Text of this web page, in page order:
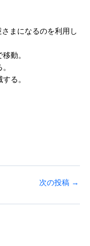
まになるのを利用し
動。
る。
次の投稿 →